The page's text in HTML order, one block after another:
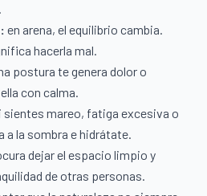
en arena, el equilibrio cambia.
hacerla mal.
postura te genera dolor o
con calma.
sientes mareo, fatiga excesiva o
a la sombra e hidrátate.
dejar el espacio limpio y
de otras personas.